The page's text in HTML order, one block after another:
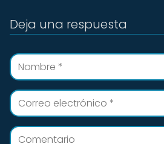
Deja una respuesta